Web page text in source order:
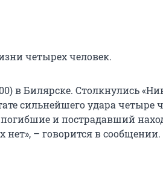
четырех человек.
в Билярске. Столкнулись
сильнейшего удара четыре
и пострадавший
нет», – говорится в сообщении.